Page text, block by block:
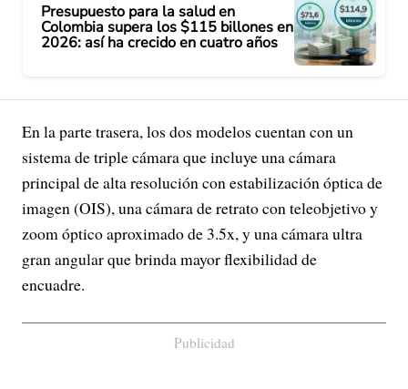
Presupuesto para la salud en
Colombia supera los $115 billones en
2026: así ha crecido en cuatro años
En la parte trasera, los dos modelos cuentan con un
sistema de triple cámara que incluye una cámara
principal de alta resolución con estabilización óptica de
imagen (OIS), una cámara de retrato con teleobjetivo y
zoom óptico aproximado de 3.5x, y una cámara ultra
gran angular que brinda mayor flexibilidad de
encuadre.
Publicidad